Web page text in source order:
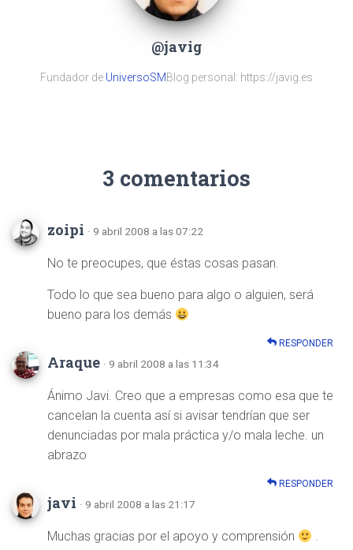
@javig
Fundador de UniversoSMBlog personal: https://javig.es
3 comentarios
zoipi · 9 abril 2008 a las 07:22
No te preocupes, que éstas cosas pasan.
Todo lo que sea bueno para algo o alguien, será
bueno para los demás
RESPONDER
Araque · 9 abril 2008 a las 11:34
Ánimo Javi. Creo que a empresas como esa que te
cancelan la cuenta así si avisar tendrían que ser
denunciadas por mala práctica y/o mala leche. un
abrazo
RESPONDER
javi · 9 abril 2008 a las 21:17
Muchas gracias por el apoyo y comprensión .